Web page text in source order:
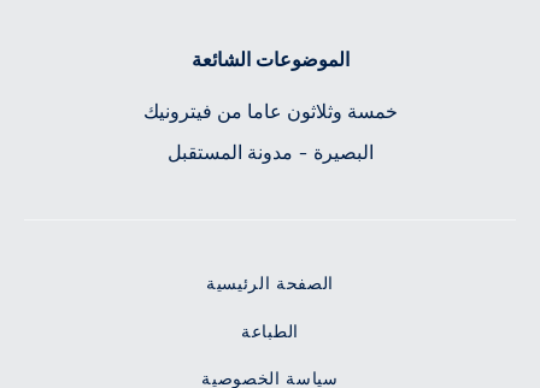
الموضوعات الشائعة
خمسة وثلاثون عاما من فيترونيك
البصيرة - مدونة المستقبل
الصفحة الرئيسية
الطباعة
سياسة الخصوصية